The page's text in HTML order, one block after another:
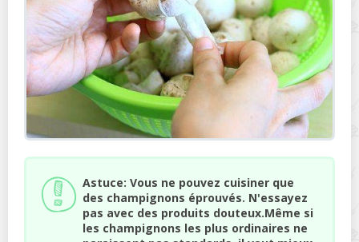
Astuce: Vous ne pouvez cuisiner que
des champignons éprouvés. N'essayez
pas avec des produits douteux.Même si
les champignons les plus ordinaires ne